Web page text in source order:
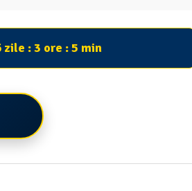
zile : 3 ore : 5 min